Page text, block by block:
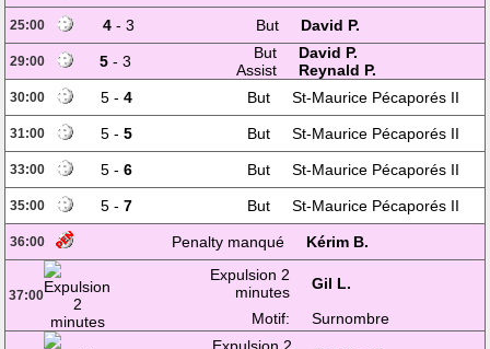
25:00 4 - 3 But David P.
29:00 5 - 3 But
David P.
Assist
Reynald P.
30:00 5 - 4 But St-Maurice Pécaporés II
31:00 5 - 5 But St-Maurice Pécaporés II
33:00 5 - 6 But St-Maurice Pécaporés II
35:00 5 - 7 But St-Maurice Pécaporés II
36:00 Penalty manqué Kérim B.
37:00
Expulsion 2
minutes
Gil L.
Motif:
Surnombre